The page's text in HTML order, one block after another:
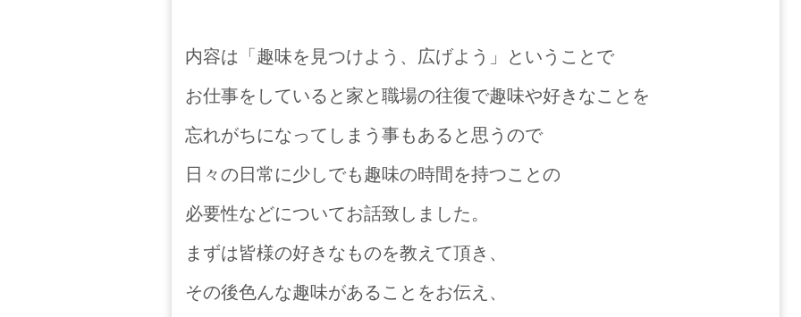
内容は「趣味を見つけよう、広げよう」ということで
お仕事をしていると家と職場の往復で趣味や好きなことを
忘れがちになってしまう事もあると思うので
日々の日常に少しでも趣味の時間を持つことの
必要性などについてお話致しました。
まずは皆様の好きなものを教えて頂き、
その後色んな趣味があることをお伝え、